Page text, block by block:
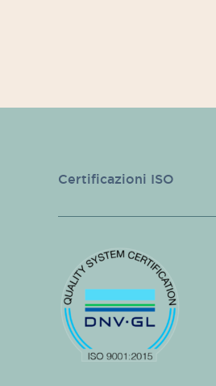
Certificazioni ISO